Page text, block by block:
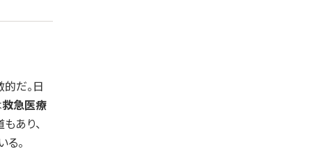
だ。日
救急医療
あり、
。